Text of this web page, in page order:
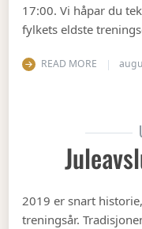
17:00. Vi håpar du
fylkets eldste
READ MORE
2019 er snart
treningsår.